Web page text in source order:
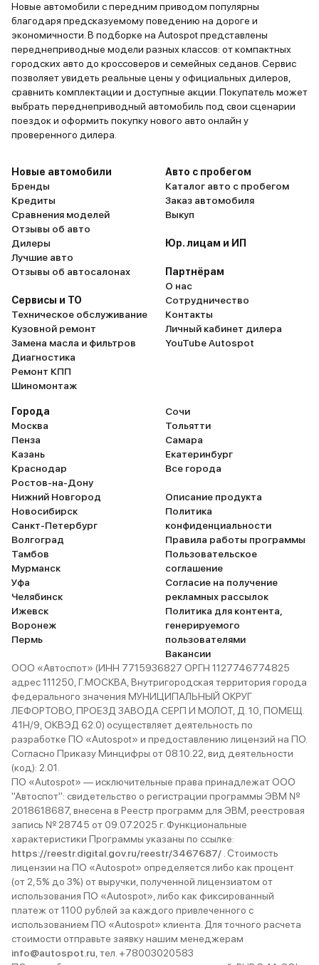
Новые автомобили с передним приводом популярны
благодаря предсказуемому поведению на дороге и
экономичности. В подборке на Autospot представлены
переднеприводные модели разных классов: от компактных
городских авто до кроссоверов и семейных седанов. Сервис
позволяет увидеть реальные цены у официальных дилеров,
сравнить комплектации и доступные акции. Покупатель может
выбрать переднеприводный автомобиль под свои сценарии
поездок и оформить покупку нового авто онлайн у
проверенного дилера.
Новые автомобили
Бренды
Кредиты
Сравнения моделей
Отзывы об авто
Дилеры
Лучшие авто
Отзывы об автосалонах
Сервисы и ТО
Техническое обслуживание
Кузовной ремонт
Замена масла и фильтров
Диагностика
Ремонт КПП
Шиномонтаж
Авто с пробегом
Каталог авто с пробегом
Заказ автомобиля
Выкуп
Юр. лицам и ИП
Партнёрам
О нас
Сотрудничество
Контакты
Личный кабинет дилера
YouTube Autospot
Города
Москва
Пенза
Казань
Краснодар
Ростов-на-Дону
Нижний Новгород
Новосибирск
Санкт-Петербург
Волгоград
Тамбов
Мурманск
Уфа
Челябинск
Ижевск
Воронеж
Пермь
Сочи
Тольятти
Самара
Екатеринбург
Все города
Описание продукта
Политика
конфиденциальности
Правила работы программы
Пользовательское
соглашение
Согласие на получение
рекламных рассылок
Политика для контента,
генерируемого
пользователями
Вакансии
ООО «Автоспот» (ИНН 7715936827 ОРГН 1127746774825
адрес 111250, Г.МОСКВА, Внутригородская территория города
федерального значения МУНИЦИПАЛЬНЫЙ ОКРУГ
ЛЕФОРТОВО, ПРОЕЗД ЗАВОДА СЕРП И МОЛОТ, Д. 10, ПОМЕЩ.
41Н/9, ОКВЭД 62.0) осуществляет деятельность по
разработке ПО «Autospot» и предоставлению лицензий на ПО.
Согласно Приказу Минцифры от 08.10.22, вид деятельности
(код): 2.01.
ПО «Autospot» — исключительные права принадлежат ООО
"Автоспот": свидетельство о регистрации программы ЭВМ №
2018618687, внесена в Реестр программ для ЭВМ, реестровая
запись № 28745 от 09.07.2025 г. Функциональные
характеристики Программы указаны по ссылке:
https://reestr.digital.gov.ru/reestr/3467687/ . Стоимость
лицензии на ПО «Autospot» определяется либо как процент
(от 2,5% до 3%) от выручки, полученной лицензиатом от
использования ПО «Autospot», либо как фиксированный
платеж от 1100 рублей за каждого привлеченного с
использованием ПО «Autospot» клиента. Для точного расчета
стоимости отправьте заявку нашим менеджерам
info@autospot.ru , тел. +78003020583